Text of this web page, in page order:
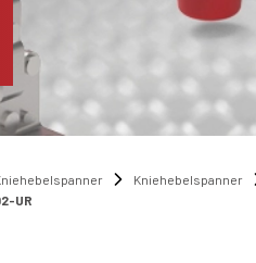
Kniehebelspanner
UR